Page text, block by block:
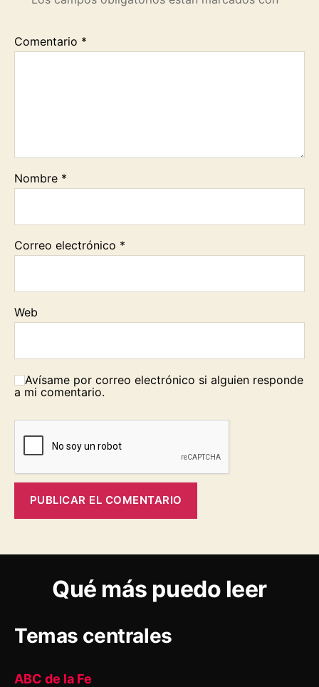
Comentario *
Nombre *
Correo electrónico *
Web
Avísame por correo electrónico si alguien responde
a mi comentario.
Qué más puedo leer
Temas centrales
ABC de la Fe